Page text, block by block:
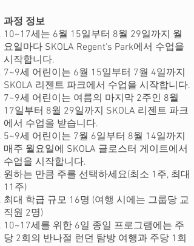
과정 정보
10~17세는 6월 15일부터 8월 29일까지 월
요일마다 SKOLA Regent's Park에서 수업을
시작합니다.
7~9세 어린이는 6월 15일부터 7월 4일까지
SKOLA 리젠트 파크에서 수업을 시작합니다.
7~9세 어린이는 여름의 마지막 2주인 8월
17일부터 8월 29일까지 SKOLA 리젠트 파크
에서 수업을 받습니다.
5~9세 어린이는 7월 6일부터 8월 14일까지
매주 월요일에 SKOLA 글로스터 게이트에서
수업을 시작합니다.
원하는 만큼 주를 선택하세요(최소 1주, 최대
11주)
최대 학급 규모 16명 (여행 시에는 그룹당 교
직원 2명)
10~17세를 위한 6일 종일 프로그램에는 주
당 2회의 반나절 런던 탐방 여행과 주당 1회